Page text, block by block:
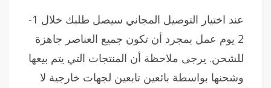
عند اختيار التوصيل المجاني سيصل طلبك خلال 1-
2 يوم عمل بمجرد أن تكون جميع العناصر جاهزة
للشحن. يرجى ملاحظة أن المنتجات التي يتم بيعها
وشحنها بواسطة بائعين تابعين لجهات خارجية لا